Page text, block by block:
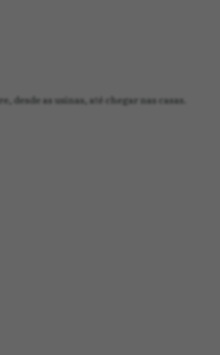
desde as usinas, até chegar nas casas.